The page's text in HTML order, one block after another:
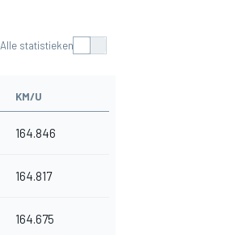
Alle statistieken
KM/U
164.846
164.817
164.675